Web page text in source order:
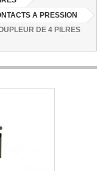
A PRESSION
DE 4 PILRES